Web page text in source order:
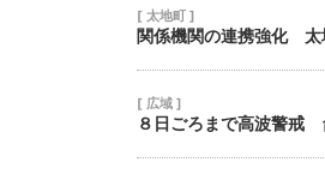
[ 太地町 ]
関係機関の連携強化 太
[ 広域 ]
８日ごろまで高波警戒